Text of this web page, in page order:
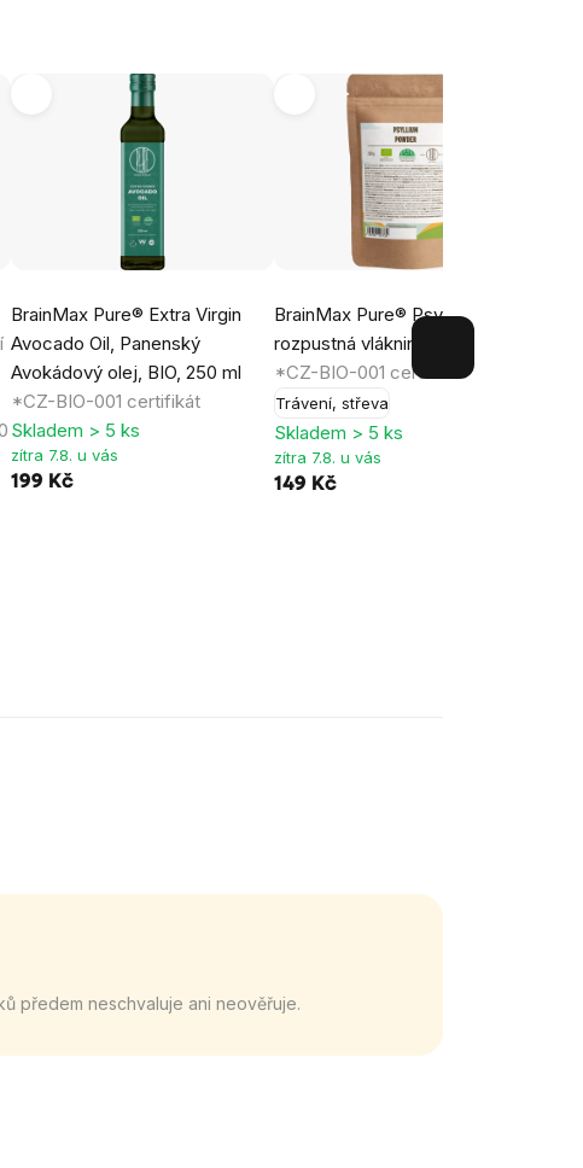
BrainMax Pure® Extra Virgin
Avocado Oil, Panenský
Avokádový olej, BIO, 250 ml
*CZ-BIO-001 certifikát
Skladem > 5 ks
zítra 7.8. u vás
199 Kč
BrainMax Pure® Psyllium,
rozpustná vláknina, 250 g, BIO
*CZ-BIO-001 certifikát
Trávení, střeva
Skladem > 5 ks
zítra 7.8. u vás
149 Kč
předem neschvaluje ani neověřuje.